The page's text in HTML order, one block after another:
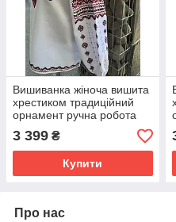
Вишиванка жіноча вишита
хрестиком традиційний
орнамент ручна робота
розмір 52
3 399 ₴
Купити
Про нас